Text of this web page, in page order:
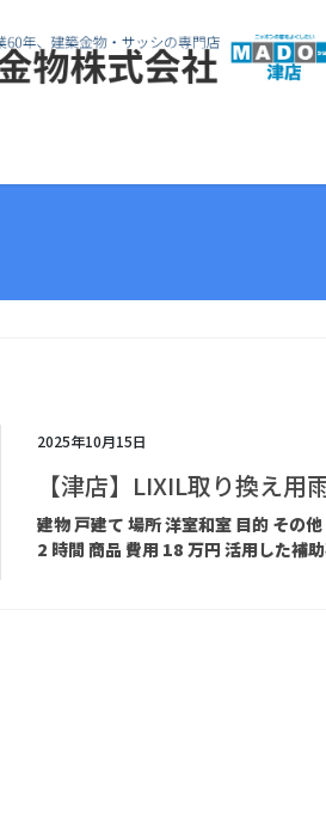
2025年10月15日
【津店】LIXIL取り換え
建物 戸建て 場所 洋室和室 目的 その
2 時間 商品 費用 18 万円 活用した